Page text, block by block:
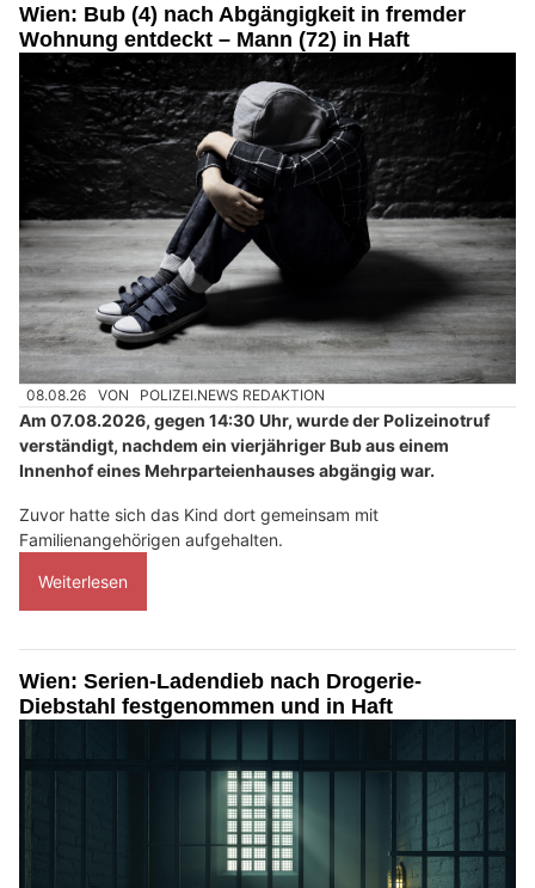
Wien: Bub (4) nach Abgängigkeit in fremder
Wohnung entdeckt – Mann (72) in Haft
08.08.26 VON POLIZEI.NEWS REDAKTION
Am 07.08.2026, gegen 14:30 Uhr, wurde der Polizeinotruf
verständigt, nachdem ein vierjähriger Bub aus einem
Innenhof eines Mehrparteienhauses abgängig war.
Zuvor hatte sich das Kind dort gemeinsam mit
Familienangehörigen aufgehalten.
Weiterlesen
Wien: Serien-Ladendieb nach Drogerie-
Diebstahl festgenommen und in Haft